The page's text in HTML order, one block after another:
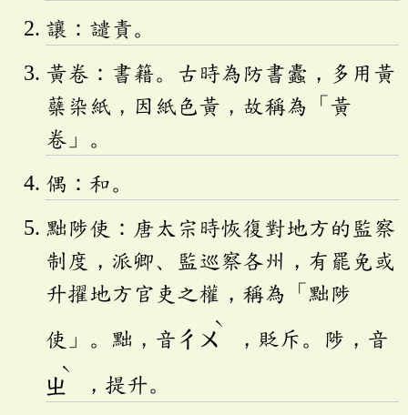
讓：譴責。
黃卷：書籍。古時為防書蠹，多用黃
蘗染紙，因紙色黃，故稱為「黃
卷」。
偶：和。
黜陟使：唐太宗時恢復對地方的監察
制度，派卿、監巡察各州，有罷免或
升擢地方官吏之權，稱為「黜陟
使」。黜，音 ㄔㄨ
ˋ
，貶斥。陟，音
ㄓ
ˋ
，提升。